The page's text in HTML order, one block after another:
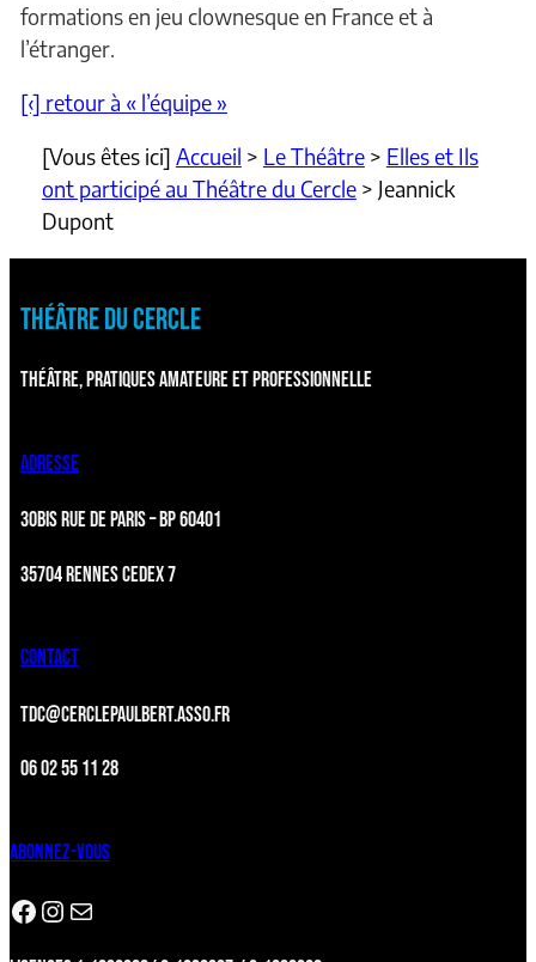
formations en jeu clownesque en France et à
l’étranger.
[‹] retour à « l’équipe »
[Vous êtes ici] Accueil > Le Théâtre> Elles et Ils
ont participé au Théâtre du Cercle> Jeannick
Dupont
THÉÂTRE DU CERCLE
THÉÂTRE, PRATIQUES AMATEURE ET PROFESSIONNELLE
ADRESSE
30BIS RUE DE PARIS – BP 60401
35704 RENNES CEDEX 7
CONTACT
TDC@CERCLEPAULBERT.ASSO.FR
06 02 55 11 28
ABONNEZ-VOUS
Facebook Instagram Newsletter